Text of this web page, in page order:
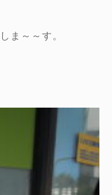
ま～～す。